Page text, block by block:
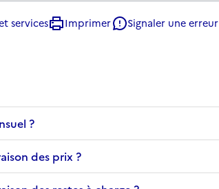
services Imprimer Signaler une erreur
?
des prix ?